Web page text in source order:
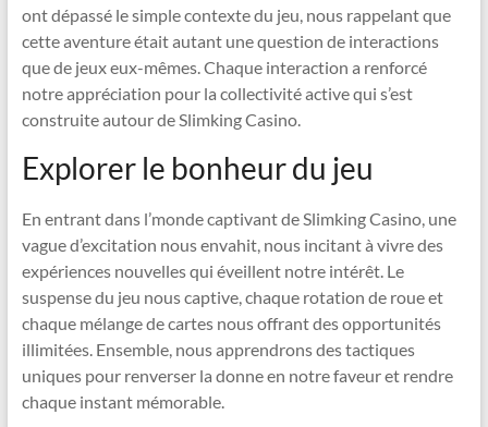
ont dépassé le simple contexte du jeu, nous rappelant que
cette aventure était autant une question de interactions
que de jeux eux-mêmes. Chaque interaction a renforcé
notre appréciation pour la collectivité active qui s’est
construite autour de Slimking Casino.
Explorer le bonheur du jeu
En entrant dans l’monde captivant de Slimking Casino, une
vague d’excitation nous envahit, nous incitant à vivre des
expériences nouvelles qui éveillent notre intérêt. Le
suspense du jeu nous captive, chaque rotation de roue et
chaque mélange de cartes nous offrant des opportunités
illimitées. Ensemble, nous apprendrons des tactiques
uniques pour renverser la donne en notre faveur et rendre
chaque instant mémorable.